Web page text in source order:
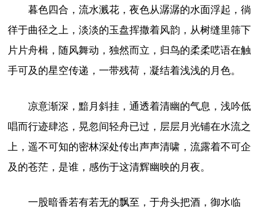
暮色四合，流水溅花，夜色从潺潺的水面浮起，徜
徉于曲径之上，淡淡的玉盘挥撒着风韵，从树缝里筛下
片片舟楫，随风舞动，独然而立，归鸟的柔柔呓语在触
手可及的星空传递，一带残荷，凝结着浅浅的月色。
凉意渐深，黯月斜挂，通透着清幽的气息，浅吟低
唱而行迹肆恣，晃忽间轻舟已过，层层月光铺在水流之
上，遥不可知的密林深处传出声声清啸，流露着不可企
及的苍茫，是谁，感伤于这清辉幽映的月夜。
一股暗香若有若无的飘至，于舟头把酒，御水临